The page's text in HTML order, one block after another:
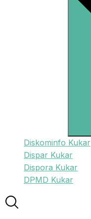
Diskominfo Kukar
Dispar Kukar
Dispora Kukar
DPMD Kukar